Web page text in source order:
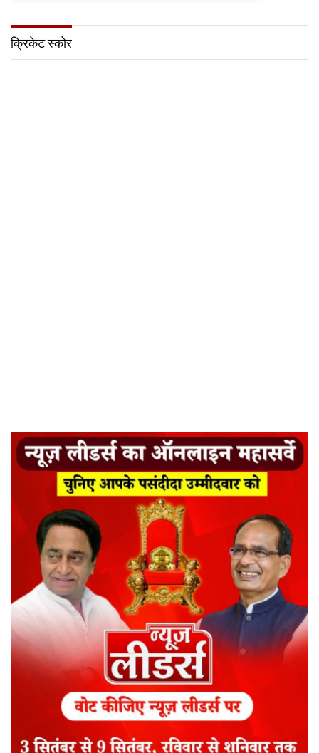
पर की श्रद्धांजलि अर्पित
क्रिकेट स्कोर